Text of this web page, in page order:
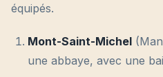
équipés.
Mont-Saint-Michel
une abbaye, avec une